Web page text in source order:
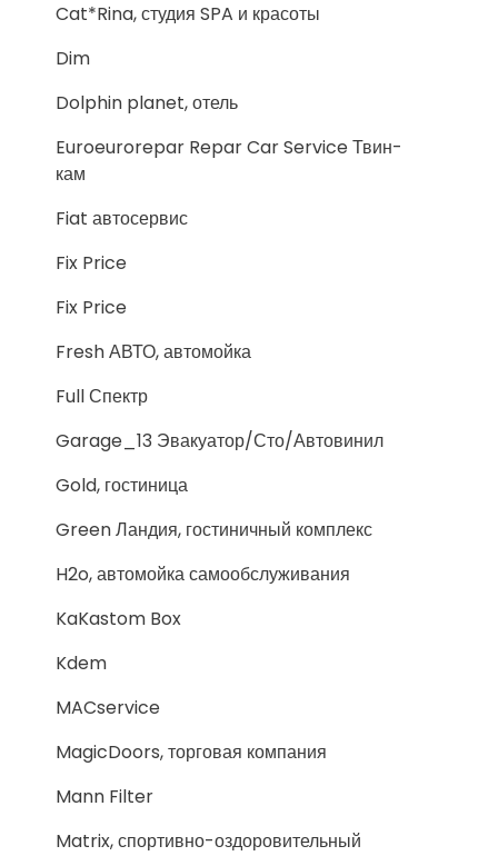
Cat*Rina, студия SPA и красоты
Dim
Dolphin planet, отель
Euroeurorepar Repar Car Service Твин-
кам
Fiat автосервис
Fix Price
Fix Price
Fresh АВТО, автомойка
Full Спектр
Garage_13 Эвакуатор/Сто/Автовинил
Gold, гостиница
Green Ландия, гостиничный комплекс
H2o, автомойка самообслуживания
KaKastom Box
Kdem
MACservice
MagicDoors, торговая компания
Mann Filter
Matrix, спортивно-оздоровительный